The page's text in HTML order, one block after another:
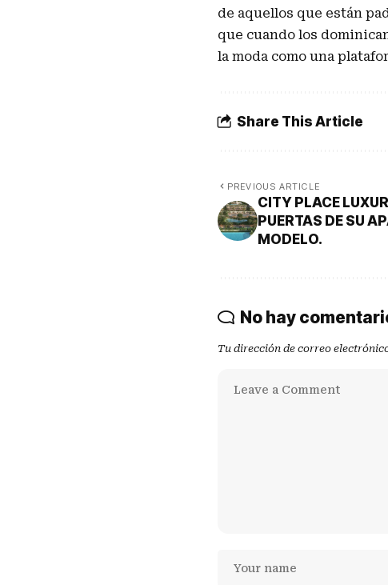
de aquellos que están
que cuando los
la moda como una
Share This Article
PREVIOUS ARTICLE
CITY PLACE
PUERTAS DE SU
MODELO.
No hay
Tu dirección de correo